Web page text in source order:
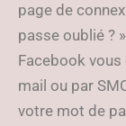
page de
passe oublié ?
Facebook
mail ou par
votre mot de